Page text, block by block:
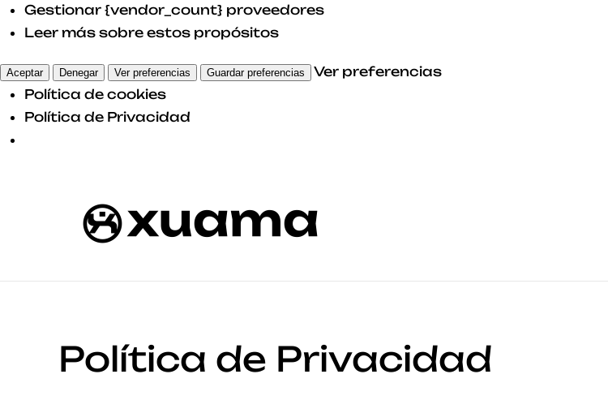
Gestionar {vendor_count} proveedores
Leer más sobre estos propósitos
Aceptar Denegar Ver preferencias Guardar preferencias
Ver preferencias
Política de cookies
Política de Privacidad
Política de Privacidad